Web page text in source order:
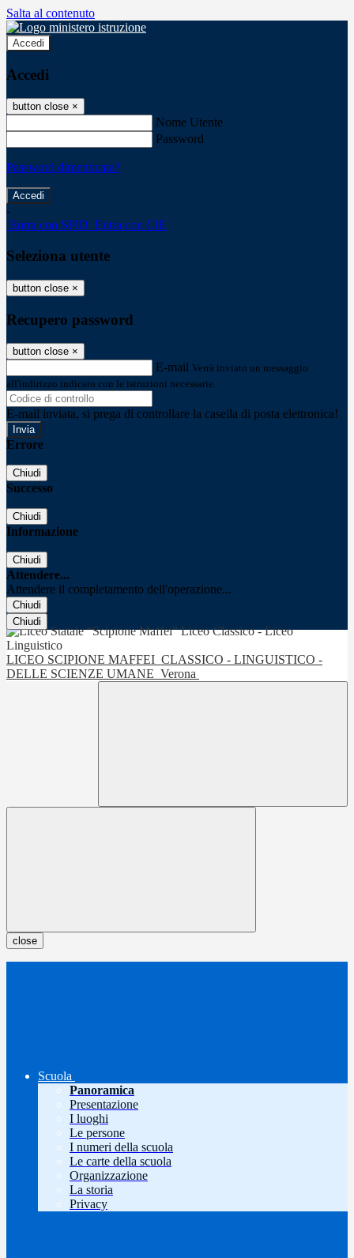
Salta al contenuto
Accedi
Accedi
button close ×
Nome Utente
Password
Password dimenticata?
-
Entra con SPID Entra con CIE
Seleziona utente
button close ×
Recupero password
button close ×
E-mail Verrà inviato un messaggio
all'indirizzo indicato con le istruzioni necessarie.
E-mail inviata, si prega di controllare la casella di posta elettronica!
Errore
Chiudi
Successo
Chiudi
Informazione
Chiudi
Attendere...
Attendere il completamento dell'operazione...
Chiudi
Chiudi
LICEO SCIPIONE MAFFEI CLASSICO - LINGUISTICO -
DELLE SCIENZE UMANE Verona
close
Scuola
Panoramica
Presentazione
I luoghi
Le persone
I numeri della scuola
Le carte della scuola
Organizzazione
La storia
Privacy